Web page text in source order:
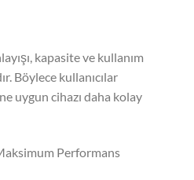
kapasite ve kullanım
Böylece kullanıcılar
uygun cihazı daha kolay
Performans